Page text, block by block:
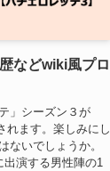
などwiki風プロ
」シーズン３が
れます。楽しみにし
ないでしょうか。
演する男性陣の1